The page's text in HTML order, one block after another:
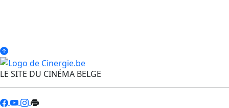
LE SITE DU CINÉMA BELGE